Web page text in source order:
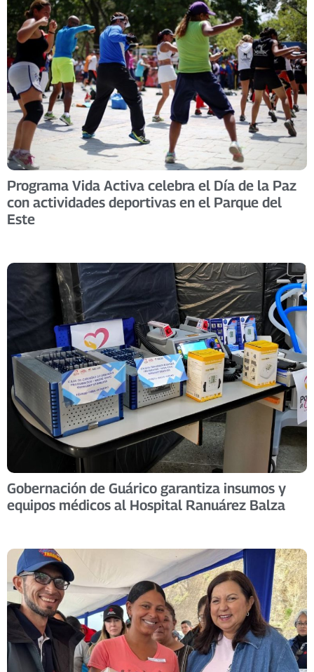
Programa Vida Activa celebra el Día de la Paz
con actividades deportivas en el Parque del
Este
Gobernación de Guárico garantiza insumos y
equipos médicos al Hospital Ranuárez Balza